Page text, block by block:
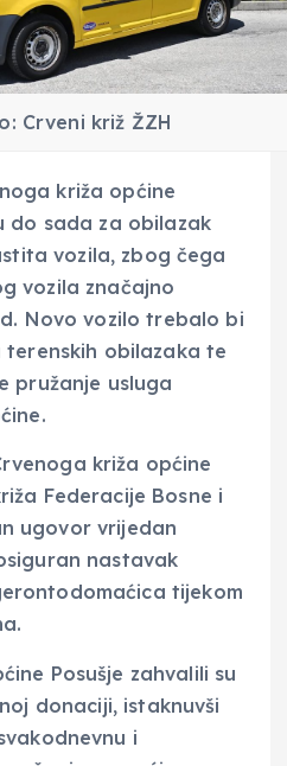
Crveni križ ŽZH
križa općine
do sada za obilazak
vozila, zbog čega
vozila značajno
Novo vozilo trebalo bi
obilazaka te
pružanje usluga
križa općine
Federacije Bosne i
ugovor vrijedan
nastavak
tijekom
Posušje zahvalili su
donaciji, istaknuvši
i